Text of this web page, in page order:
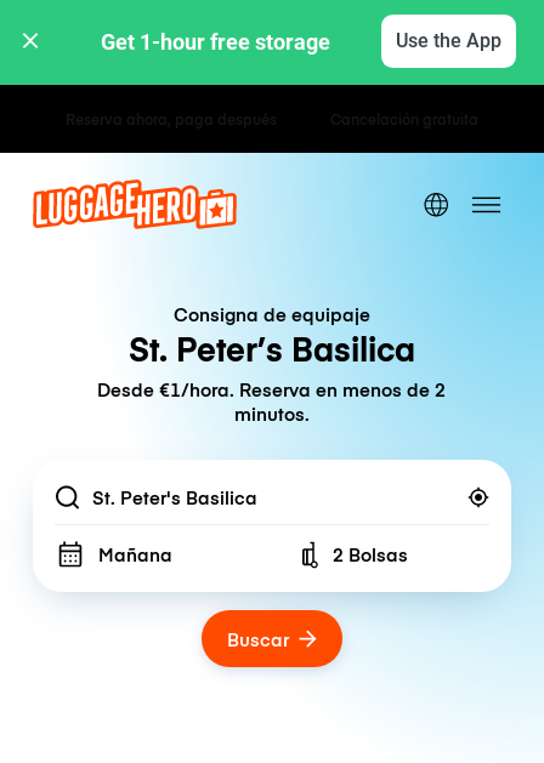
Get 1-hour free storage Use the App
Consigna de equipaje
St. Peter’s Basilica
Desde €1/hora. Reserva en menos de 2
minutos.
Location
Mañana Number of bags
2 Bolsas
Buscar